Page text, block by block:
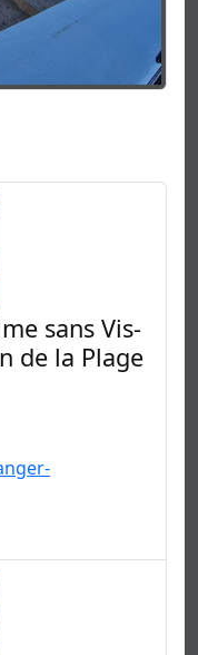
sans Vis-
de la Plage